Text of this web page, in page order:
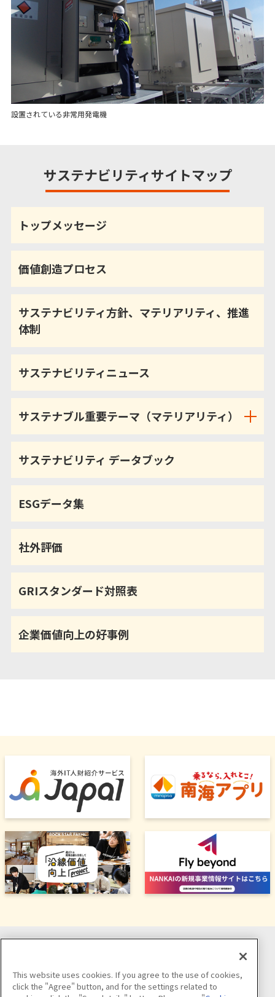
設置されている非常用発電機
サステナビリティサイトマップ
トップメッセージ
価値創造プロセス
サステナビリティ方針、マテリアリティ、推進
体制
サステナビリティニュース
サステナブル重要テーマ（マテリアリティ）
サステナビリティ データブック
ESGデータ集
社外評価
GRIスタンダード対照表
企業価値向上の好事例
This website uses cookies. If you agree to the use of cookies,
click the "Agree" button, and for the settings related to